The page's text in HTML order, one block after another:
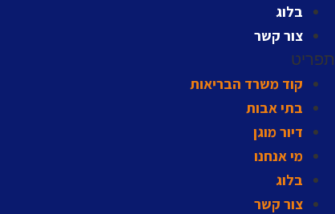
בלוג
צור קשר
תפריט
קוד משרד הבריאות
בתי אבות
דיור מוגן
מי אנחנו
בלוג
צור קשר